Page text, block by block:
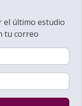
el último estudio
tu correo